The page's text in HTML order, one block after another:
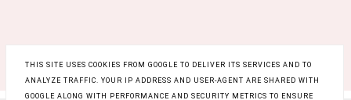
THIS SITE USES COOKIES FROM GOOGLE TO DELIVER ITS SERVICES AND TO
ANALYZE TRAFFIC. YOUR IP ADDRESS AND USER-AGENT ARE SHARED WITH
GOOGLE ALONG WITH PERFORMANCE AND SECURITY METRICS TO ENSURE